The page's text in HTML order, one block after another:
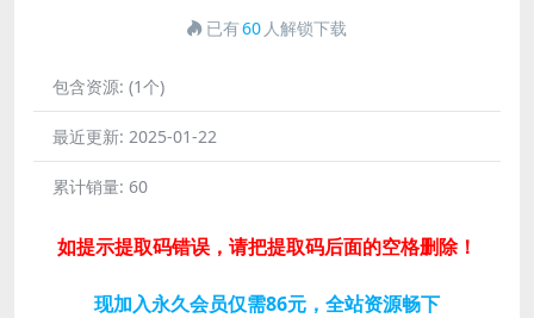
已有60 人解锁下载
包含资源: (1个)
最近更新: 2025-01-22
累计销量: 60
如提示提取码错误，请把提取码后面的空格删除！
现加入永久会员仅需86元，全站资源畅下